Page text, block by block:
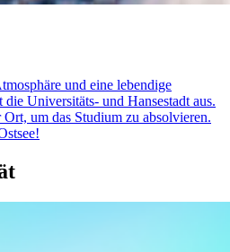
und eine lebendige
die Universitäts- und Hansestadt aus.
um das Studium zu absolvieren.